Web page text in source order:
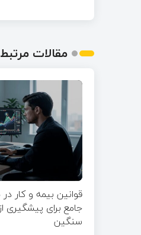
مقالات مرتبط
قوانین بیمه و کار
جامع برای پیشگیری
سنگین